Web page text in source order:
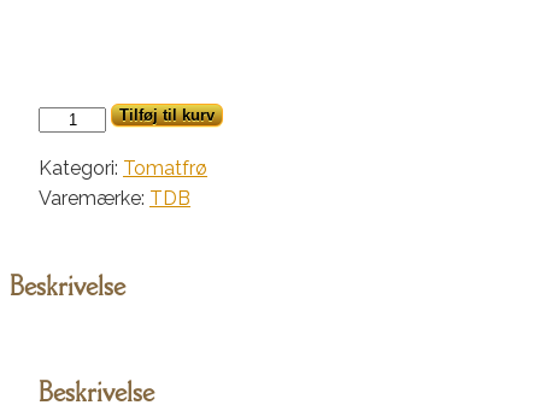
Cuban
Like
Black
Tilføj til kurv
Kategori: Tomatfrø
Varemærke: TDB
Beskrivelse
Beskrivelse